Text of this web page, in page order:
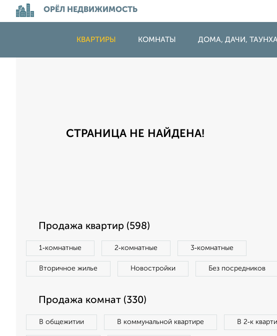
ОРЁЛ НЕДВИЖИМОСТЬ
КВАРТИРЫ КОМНАТЫ ДОМА, ДАЧИ,
СТРАНИЦА НЕ НАЙДЕНА!
Продажа квартир (598)
1‑комнатные 2‑комнатные 3‑комнатные
Вторичное жилье Новостройки Без посредников
Продажа комнат (330)
В общежитии В коммунальной квартире В 2‑к